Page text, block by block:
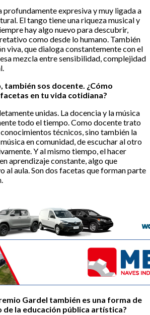
profundamente expresiva y muy ligada a
El tango tiene una riqueza musical y
hay algo nuevo para descubrir,
como desde lo humano. También
viva, que dialoga constantemente con el
mezcla entre sensibilidad, complejidad
también sos docente. ¿Cómo
en tu vida cotidiana?
unidas. La docencia y la música
todo el tiempo. Como docente trato
técnicos, sino también la
en comunidad, de escuchar al otro
Y al mismo tiempo, el hacer
aprendizaje constante, algo que
al aula. Son dos facetas que forman parte
Gardel también es una forma de
la educación pública artística?